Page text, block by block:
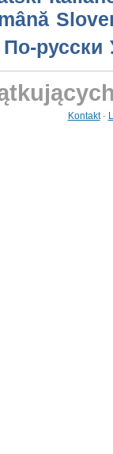
По-русски
Kontakt-